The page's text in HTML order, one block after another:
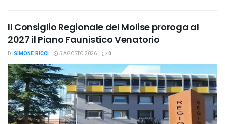
Il Consiglio Regionale del Molise proroga al
2027 il Piano Faunistico Venatorio
DI SIMONE RICCI 5 AGOSTO 2026 0